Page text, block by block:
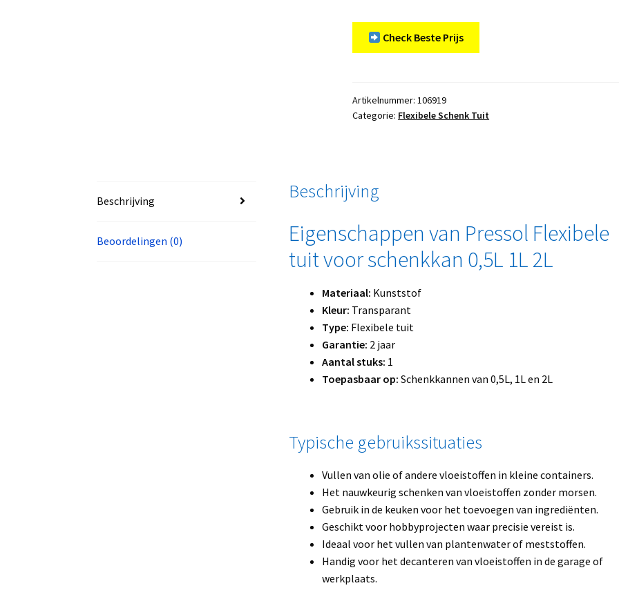
Check Beste Prijs
Artikelnummer:106919
Categorie: Flexibele Schenk Tuit
Beschrijving
Beoordelingen (0)
Beschrijving
Eigenschappen van Pressol Flexibele
tuit voor schenkkan 0,5L 1L 2L
Materiaal: Kunststof
Kleur: Transparant
Type: Flexibele tuit
Garantie: 2 jaar
Aantal stuks: 1
Toepasbaar op: Schenkkannen van 0,5L, 1L en 2L
Typische gebruikssituaties
Vullen van olie of andere vloeistoffen in kleine containers.
Het nauwkeurig schenken van vloeistoffen zonder morsen.
Gebruik in de keuken voor het toevoegen van ingrediënten.
Geschikt voor hobbyprojecten waar precisie vereist is.
Ideaal voor het vullen van plantenwater of meststoffen.
Handig voor het decanteren van vloeistoffen in de garage of
werkplaats.